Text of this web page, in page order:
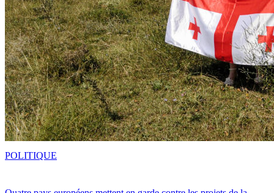
POLITIQUE